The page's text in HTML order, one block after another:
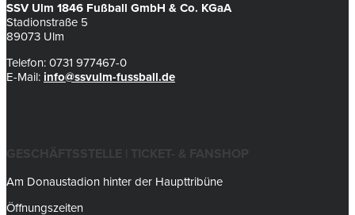
SSV Ulm 1846 Fußball GmbH & Co. KGaA
Stadionstraße 5
89073 Ulm
Telefon: 0731 977467-0
E-Mail: info@ssvulm-fussball.de
GESCHÄFTSSTELLE | TICKET- & FANSHOP
Am Donaustadion hinter der Haupttribüne
Öffnungszeiten